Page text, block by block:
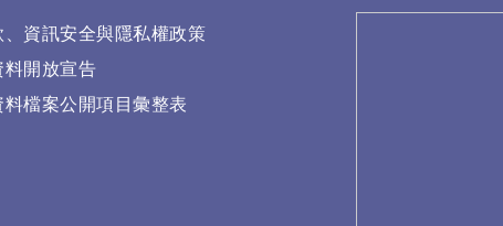
、資訊安全與隱私權政策
料開放宣告
檔案公開項目彙整表